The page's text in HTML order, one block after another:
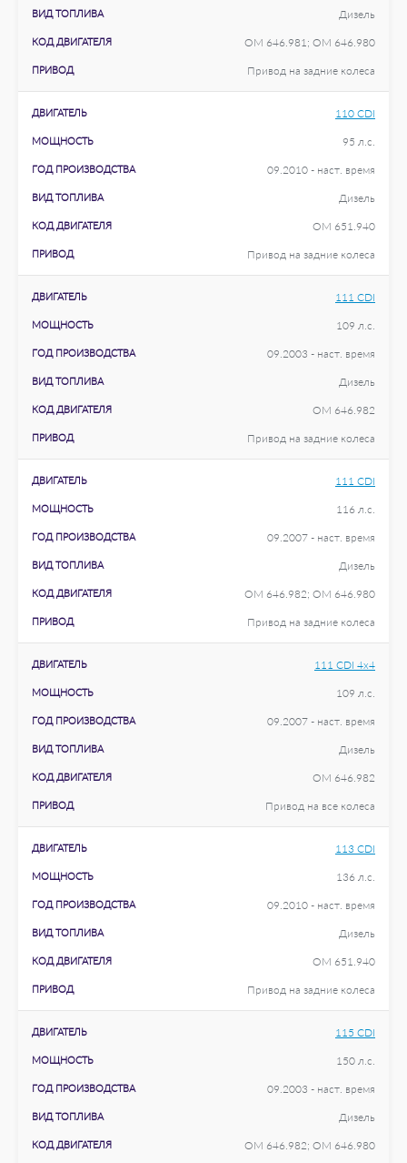
ВИД ТОПЛИВА Дизель
КОД ДВИГАТЕЛЯ OM 646.981; OM 646.980
ПРИВОД Привод на задние колеса
ДВИГАТЕЛЬ 110 CDI
МОЩНОСТЬ 95 л.с.
ГОД ПРОИЗВОДСТВА 09.2010 - наст. время
ВИД ТОПЛИВА Дизель
КОД ДВИГАТЕЛЯ OM 651.940
ПРИВОД Привод на задние колеса
ДВИГАТЕЛЬ 111 CDI
МОЩНОСТЬ 109 л.с.
ГОД ПРОИЗВОДСТВА 09.2003 - наст. время
ВИД ТОПЛИВА Дизель
КОД ДВИГАТЕЛЯ OM 646.982
ПРИВОД Привод на задние колеса
ДВИГАТЕЛЬ 111 CDI
МОЩНОСТЬ 116 л.с.
ГОД ПРОИЗВОДСТВА 09.2007 - наст. время
ВИД ТОПЛИВА Дизель
КОД ДВИГАТЕЛЯ OM 646.982; OM 646.980
ПРИВОД Привод на задние колеса
ДВИГАТЕЛЬ 111 CDI 4x4
МОЩНОСТЬ 109 л.с.
ГОД ПРОИЗВОДСТВА 09.2007 - наст. время
ВИД ТОПЛИВА Дизель
КОД ДВИГАТЕЛЯ OM 646.982
ПРИВОД Привод на все колеса
ДВИГАТЕЛЬ 113 CDI
МОЩНОСТЬ 136 л.с.
ГОД ПРОИЗВОДСТВА 09.2010 - наст. время
ВИД ТОПЛИВА Дизель
КОД ДВИГАТЕЛЯ OM 651.940
ПРИВОД Привод на задние колеса
ДВИГАТЕЛЬ 115 CDI
МОЩНОСТЬ 150 л.с.
ГОД ПРОИЗВОДСТВА 09.2003 - наст. время
ВИД ТОПЛИВА Дизель
КОД ДВИГАТЕЛЯ OM 646.982; OM 646.980